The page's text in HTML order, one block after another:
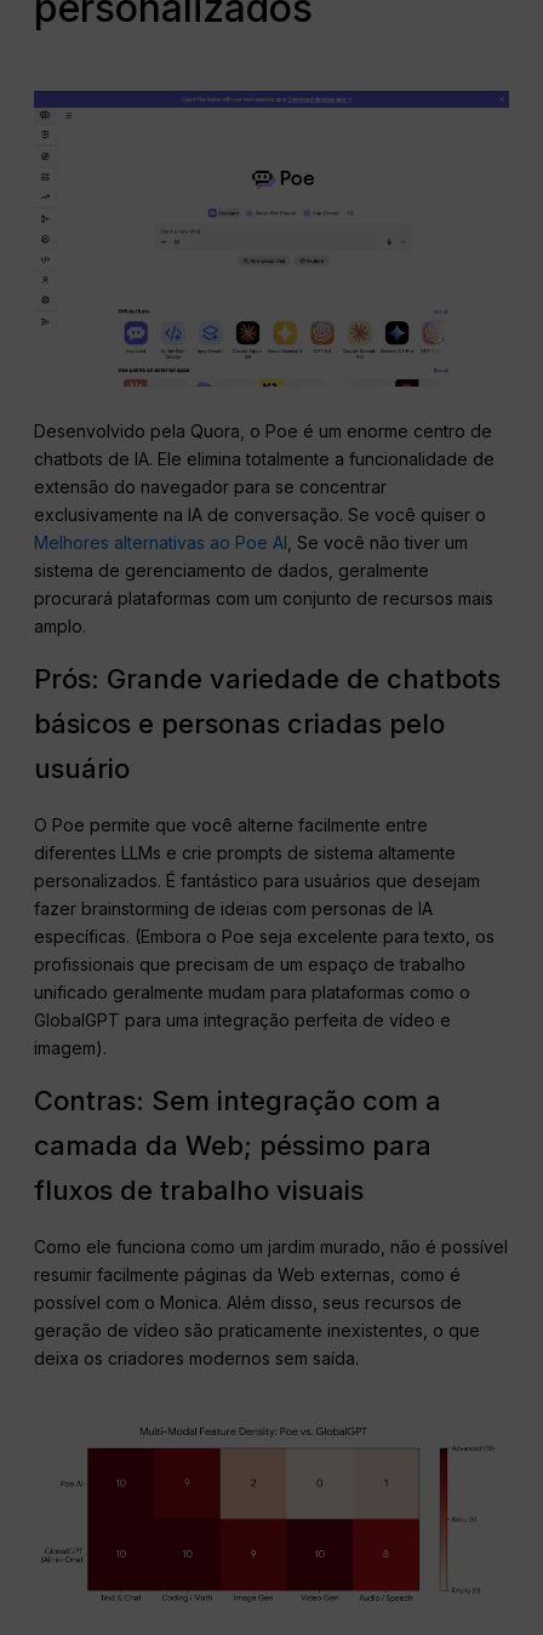
Desenvolvido pela Quora, o Poe é um enorme centro de
chatbots de IA. Ele elimina totalmente a funcionalidade de
extensão do navegador para se concentrar
exclusivamente na IA de conversação. Se você quiser o
Melhores alternativas ao Poe AI , Se você não tiver um
sistema de gerenciamento de dados, geralmente
procurará plataformas com um conjunto de recursos mais
amplo.
Prós: Grande variedade de chatbots
básicos e personas criadas pelo
usuário
O Poe permite que você alterne facilmente entre
diferentes LLMs e crie prompts de sistema altamente
personalizados. É fantástico para usuários que desejam
fazer brainstorming de ideias com personas de IA
específicas. (Embora o Poe seja excelente para texto, os
profissionais que precisam de um espaço de trabalho
unificado geralmente mudam para plataformas como o
GlobalGPT para uma integração perfeita de vídeo e
imagem).
Contras: Sem integração com a
camada da Web; péssimo para
fluxos de trabalho visuais
Como ele funciona como um jardim murado, não é possível
resumir facilmente páginas da Web externas, como é
possível com o Monica. Além disso, seus recursos de
geração de vídeo são praticamente inexistentes, o que
deixa os criadores modernos sem saída.